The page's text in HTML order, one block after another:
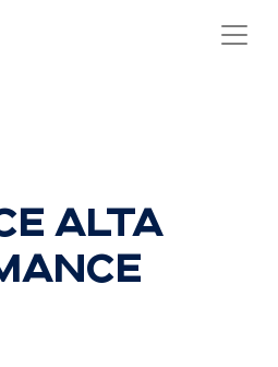
ALTA